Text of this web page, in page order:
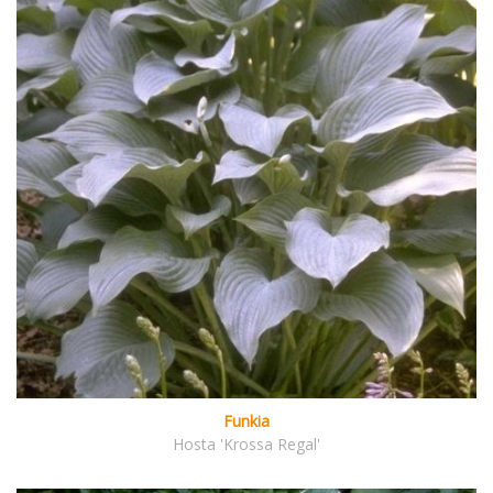
Funkia
Hosta 'Krossa Regal'